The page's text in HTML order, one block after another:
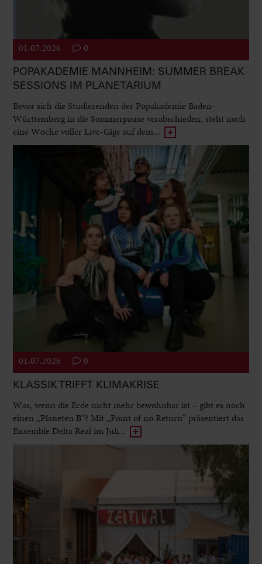
01.07.2026 0
POPAKADEMIE MANNHEIM: SUMMER BREAK
SESSIONS IM PLANETARIUM
Bevor sich die Studierenden der Popakademie Baden-
Württemberg in die Sommerpause verabschieden, steht noch
eine Woche voller Live-Gigs auf dem...
01.07.2026 0
KLASSIK TRIFFT KLIMAKRISE
Was, wenn die Erde nicht mehr bewohnbar ist – gibt es noch
einen „Planeten B“? Mit „Point of no Return“ präsentiert das
Ensemble Delta Real im Juli...